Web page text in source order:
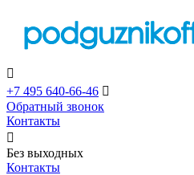

+7 495 640-66-46 
Обратный звонок
Контакты

Без выходных
Контакты